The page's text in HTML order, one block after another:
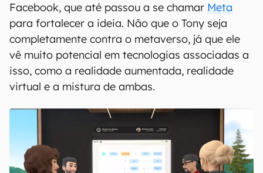
Facebook, que até passou a se chamar Meta
para fortalecer a ideia. Não que o Tony seja
completamente contra o metaverso, já que ele
vê muito potencial em tecnologias associadas a
isso, como a realidade aumentada, realidade
virtual e a mistura de ambas.